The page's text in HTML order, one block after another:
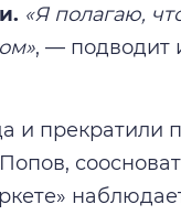
«Я полагаю,
, — подводит
и прекратили